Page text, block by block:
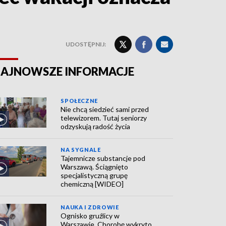
UDOSTĘPNIJ:
INFORMACJE
SPOŁECZNE
Nie chcą siedzieć sami przed
telewizorem. Tutaj seniorzy
odzyskują radość życia
NA SYGNALE
Tajemnicze substancje pod
Warszawą. Ściągnięto
specjalistyczną grupę
chemiczną [WIDEO]
NAUKA I ZDROWIE
Ognisko gruźlicy w
Warszawie. Chorobę wykryto